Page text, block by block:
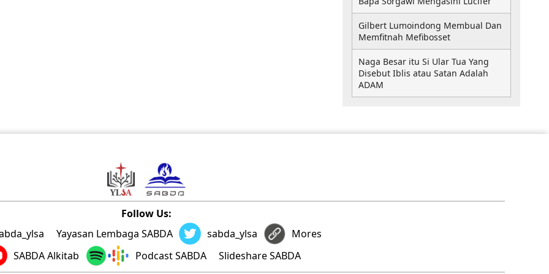
Gilbert Lumoindong Membual Dan
Memfitnah Mefibosset
Naga Besar itu Si Ular Tua Yang
Disebut Iblis atau Satan Adalah
ADAM
Follow Us:
Yayasan Lembaga SABDA sabda_ylsa
Mores
SABDA Alkitab
Podcast SABDA Slideshare SABDA